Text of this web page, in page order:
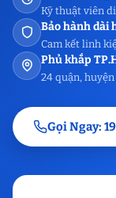
Kỹ thuật viên
Bảo hành dài
Cam kết linh
Phủ khắp
24 quận,
Gọi Ngay: